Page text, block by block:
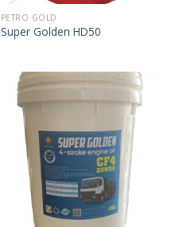
PETRO GOLD
Super Golden HD50